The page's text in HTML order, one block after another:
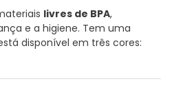
livres de BPA,
e a higiene. Tem uma
disponível em três cores: